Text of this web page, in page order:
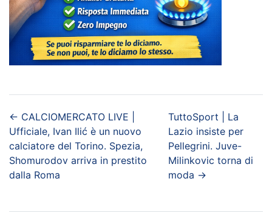
← CALCIOMERCATO LIVE |
Ufficiale, Ivan Ilić è un nuovo
calciatore del Torino. Spezia,
Shomurodov arriva in prestito
dalla Roma
TuttoSport | La
Lazio insiste per
Pellegrini. Juve-
Milinkovic torna di
moda →